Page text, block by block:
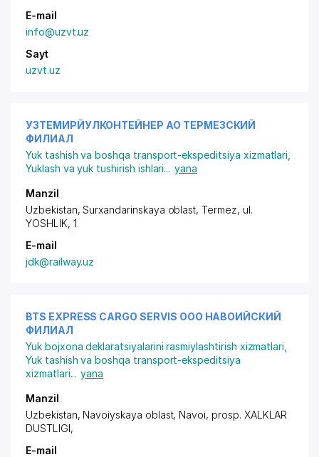
E-mail
info@uzvt.uz
Sayt
uzvt.uz
УЗТЕМИРЙУЛКОНТЕЙНЕР АО ТЕРМЕЗСКИЙ
ФИЛИАЛ
Yuk tashish va boshqa transport-ekspeditsiya xizmatlari
Yuklash va yuk tushirish ishlari... yana
Manzil
Uzbekistan, Surxandarinskaya oblast, Termez, ul.
YOSHLIK, 1
E-mail
jdk@railway.uz
BTS EXPRESS CARGO SERVIS ООО НАВОИЙСКИЙ
ФИЛИАЛ
Yuk bojxona deklaratsiyalarini rasmiylashtirish xizmatlari
Yuk tashish va boshqa transport-ekspeditsiya
xizmatlari... yana
Manzil
Uzbekistan, Navoiyskaya oblast, Navoi, prosp. XALKLAR
DUSTLIGI,
E-mail